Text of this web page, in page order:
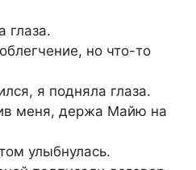
глаза.
но что-то
я подняла глаза.
меня, держа Майю на
улыбнулась.